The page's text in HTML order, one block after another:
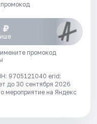
₽
промокод
9705121040 erid:
до 30 сентября 2026
мероприятие на Яндекс